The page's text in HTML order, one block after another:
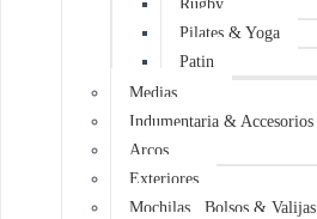
Rugby
Pilates & Yoga
Patin
Medias
Indumentaria & Accesorios
Arcos
Exteriores
Mochilas , Bolsos & Valijas